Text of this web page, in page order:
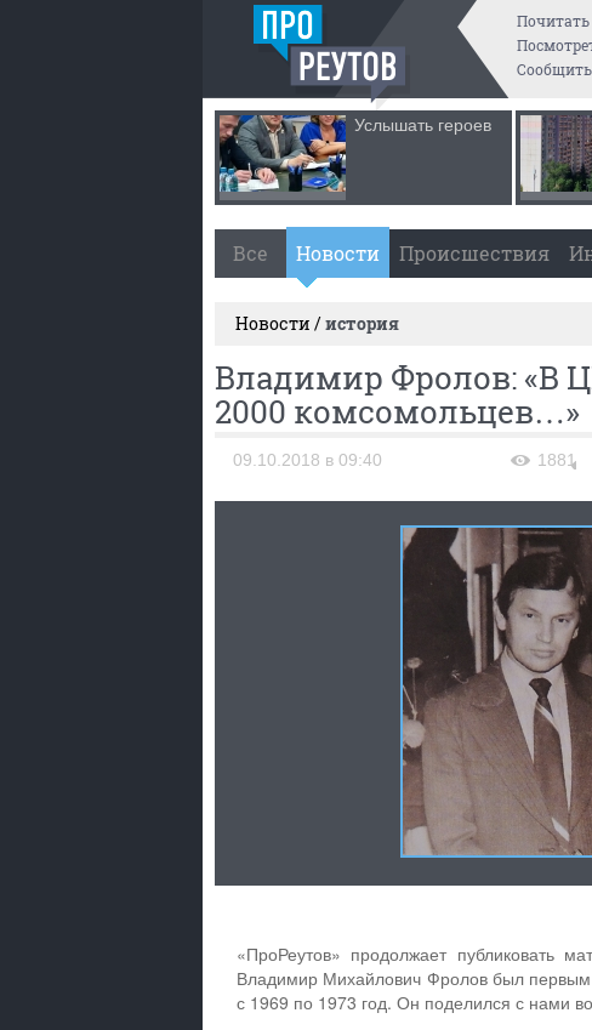
Почитать
Сообщить
Услышать героев
Все Новости Происшествия
Новости /история
Владимир Фролов: «В
2000 комсомольцев…»
09.10.2018 в 09:40 1881
«ПроРеутов» продолжает публиковать
Владимир Михайлович Фролов был первым
с 1969 по 1973 год. Он поделился с нами